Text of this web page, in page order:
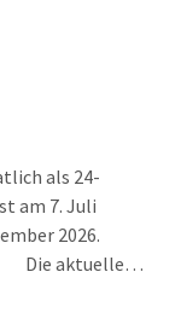
als 24-
am 7. Juli
2026.
Die aktuelle…